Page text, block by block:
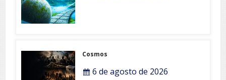
Cosmos
6 de agosto de 2026